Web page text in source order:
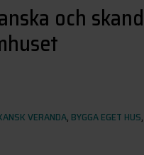
och
VERANDA, BYGGA EGET HUS,